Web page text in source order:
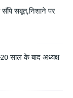
सबूत,निशाने पर
साल के बाद अध्यक्ष